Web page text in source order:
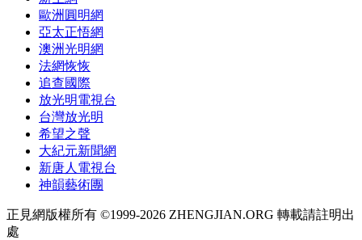
歐洲圓明網
亞太正悟網
澳洲光明網
法網恢恢
追查國際
放光明電視台
台灣放光明
希望之聲
大紀元新聞網
新唐人電視台
神韻藝術團
正見網版權所有 ©1999-2026 ZHENGJIAN.ORG 轉載請註明出
處